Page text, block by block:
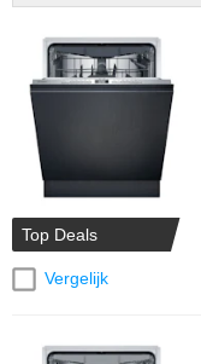
Top Deals
Vergelijk